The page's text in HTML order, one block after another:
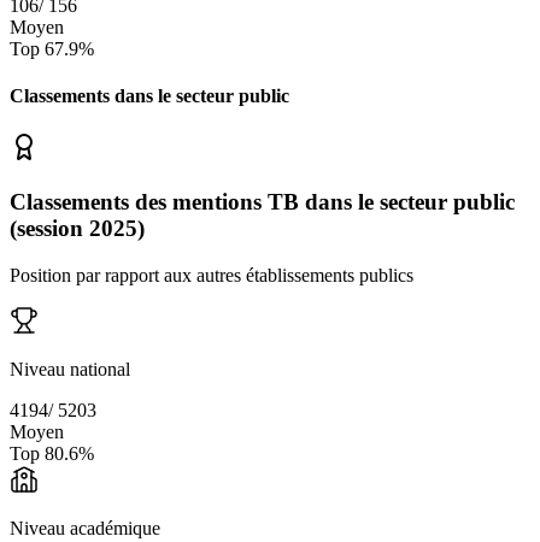
106/ 156
Moyen
Top 67.9%
Classements dans le secteur public
Classements des mentions TB dans le secteur public
(session 2025)
Position par rapport aux autres établissements publics
Niveau national
4194/ 5203
Moyen
Top 80.6%
Niveau académique